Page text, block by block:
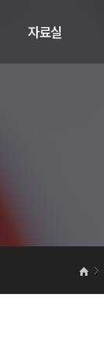
자료실